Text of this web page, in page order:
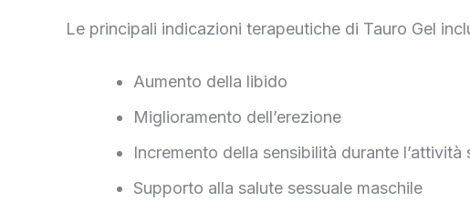
Le principali indicazioni terapeutiche di Tauro Gel
Aumento della libido
Miglioramento dell’erezione
Incremento della sensibilità durante l’attività
Supporto alla salute sessuale maschile